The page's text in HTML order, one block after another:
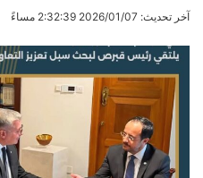
آخر تحديث: 2026/01/07 2:32:39 مساءً